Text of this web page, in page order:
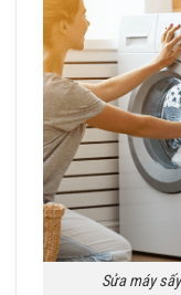
Sửa máy